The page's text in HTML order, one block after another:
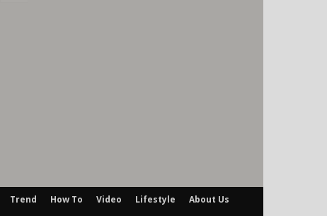
Trend How To Video Lifestyle About Us